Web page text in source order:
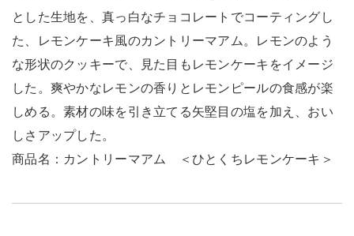
とした生地を、真っ白なチョコレートでコーティングし
た、レモンケーキ風のカントリーマアム。レモンのよう
な形状のクッキーで、見た目もレモンケーキをイメージ
した。爽やかなレモンの香りとレモンピールの食感が楽
しめる。素材の味を引き立てる矢堅目の塩を加え、おい
しさアップした。
商品名：カントリーマアム ＜ひとくちレモンケーキ＞